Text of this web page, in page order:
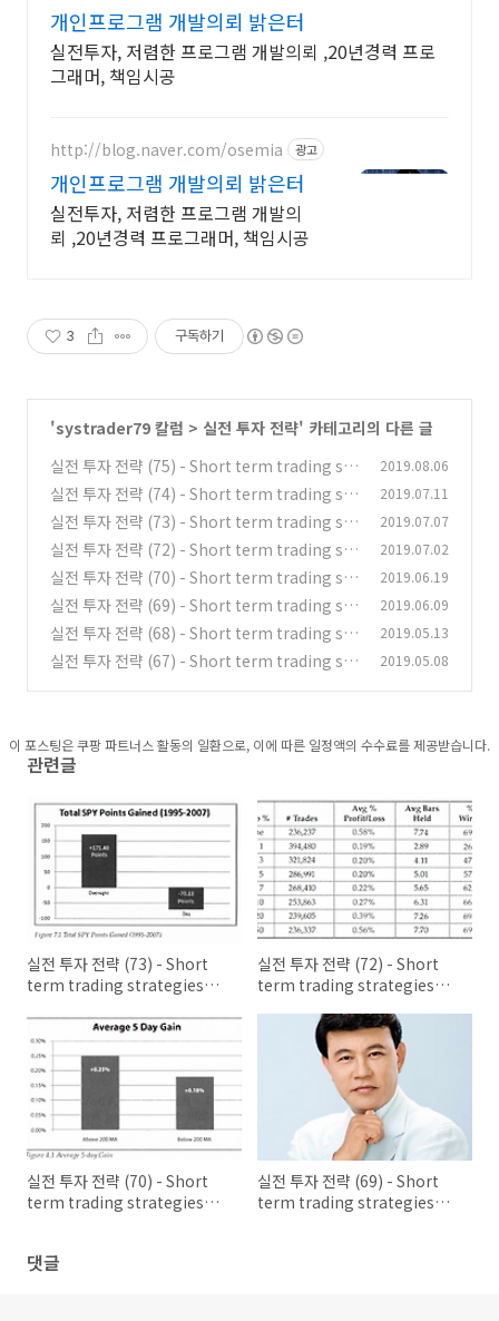
개인프로그램 개발의뢰 밝은터
실전투자, 저렴한 프로그램 개발의뢰 ,20년경력 프로
그래머, 책임시공
http://blog.naver.com/osemia 광고
개인프로그램 개발의뢰 밝은터
실전투자, 저렴한 프로그램 개발의
뢰 ,20년경력 프로그래머, 책임시공
3 구독하기
'systrader79 칼럼 > 실전 투자 전략' 카테고리의 다른 글
실전 투자 전략 (75) - Short term trading str
ategies that work (9) (0)
2019.08.06
실전 투자 전략 (74) - Short term trading str
ategies that work (8) (1)
2019.07.11
실전 투자 전략 (73) - Short term trading str
ategies that work (7) (0)
2019.07.07
실전 투자 전략 (72) - Short term trading str
ategies that work (6) (1)
2019.07.02
실전 투자 전략 (70) - Short term trading str
ategies that work (4) (2)
2019.06.19
실전 투자 전략 (69) - Short term trading str
ategies that work (3) (1)
2019.06.09
실전 투자 전략 (68) - Short term trading str
ategies that work (2) (0)
2019.05.13
실전 투자 전략 (67) - Short term trading str
2019.05.08
이 포스팅은 쿠팡 파트너스 활동의 일환으로, 이에 따른 일정액의 수수료를 제공받습니다.
관련글
실전 투자 전략 (73) - Short
term trading strategies
실전 투자 전략 (72) - Short
term trading strategies
실전 투자 전략 (70) - Short
term trading strategies
실전 투자 전략 (69) - Short
term trading strategies
댓글